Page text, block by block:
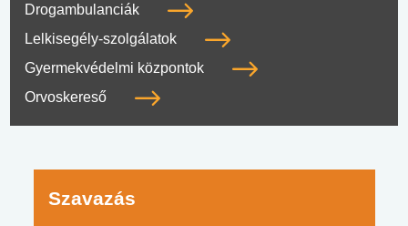
Drogambulanciák
Lelkisegély-szolgálatok
Gyermekvédelmi központok
Orvoskereső
Szavazás